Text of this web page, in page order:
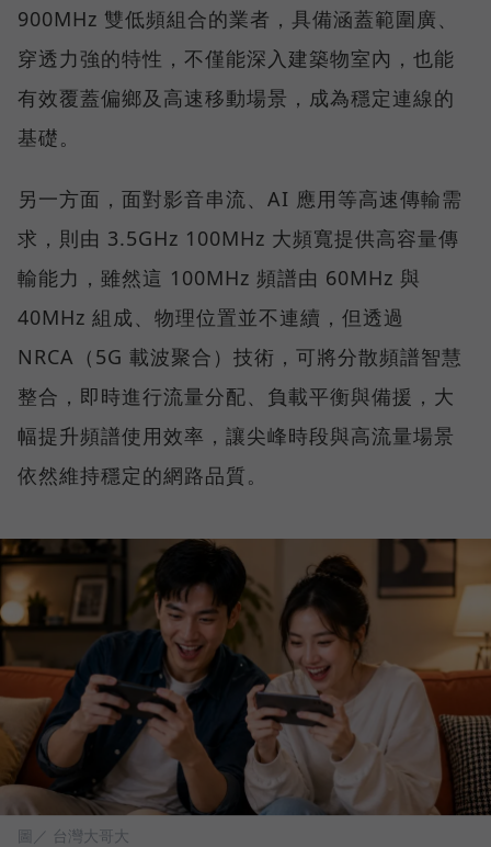
900MHz 雙低頻組合的業者，具備涵蓋範圍廣、
穿透力強的特性，不僅能深入建築物室內，也能
有效覆蓋偏鄉及高速移動場景，成為穩定連線的
基礎。
另一方面，面對影音串流、AI 應用等高速傳輸需
求，則由 3.5GHz 100MHz 大頻寬提供高容量傳
輸能力，雖然這 100MHz 頻譜由 60MHz 與
40MHz 組成、物理位置並不連續，但透過
NRCA（5G 載波聚合）技術，可將分散頻譜智慧
整合，即時進行流量分配、負載平衡與備援，大
幅提升頻譜使用效率，讓尖峰時段與高流量場景
依然維持穩定的網路品質。
圖／ 台灣大哥大